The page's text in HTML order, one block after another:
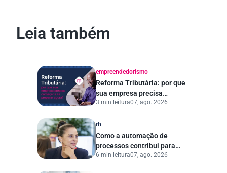
Leia também
empreendedorismo
Reforma Tributária: por que
sua empresa precisa
começar a se preparar
3 min leitura07, ago. 2026
rh
Como a automação de
processos contribui para
uma gestão pública mais
6 min leitura07, ago. 2026